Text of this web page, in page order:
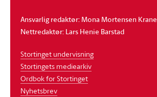
Ansvarlig redaktør: Mona Mortensen Krane
Nettredaktør: Lars Henie Barstad
Stortinget undervisning
Stortingets mediearkiv
Ordbok for Stortinget
Nyhetsbrev